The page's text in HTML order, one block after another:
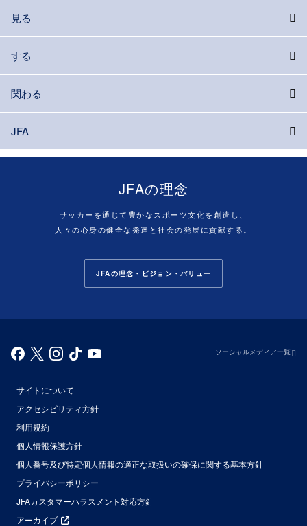
見る
する
関わる
JFA
JFAの理念
サッカーを通じて豊かなスポーツ文化を創造し、
人々の心身の健全な発達と社会の発展に貢献する。
JFAの理念・ビジョン・バリュー
ソーシャルメディア一覧
サイトについて
アクセシビリティ方針
利用規約
個人情報保護方針
個人番号及び特定個人情報の適正な取扱いの確保に関する基本方針
プライバシーポリシー
JFAカスタマーハラスメント対応方針
アーカイブ